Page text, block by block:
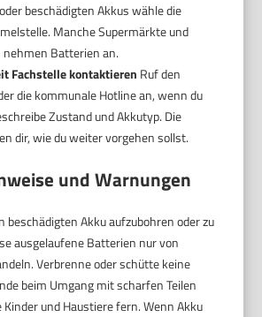
beschädigten Akkus wähle die
Manche Supermärkte und
Batterien an.
Fachstelle kontaktieren Ruf den
die kommunale Hotline an, wenn du
Zustand und Akkutyp. Die
dir, wie du weiter vorgehen sollst.
und Warnungen
beschädigten Akku aufzubohren oder zu
ausgelaufene Batterien nur von
Verbrenne oder schütte keine
beim Umgang mit scharfen Teilen
Kinder und Haustiere fern. Wenn Akku